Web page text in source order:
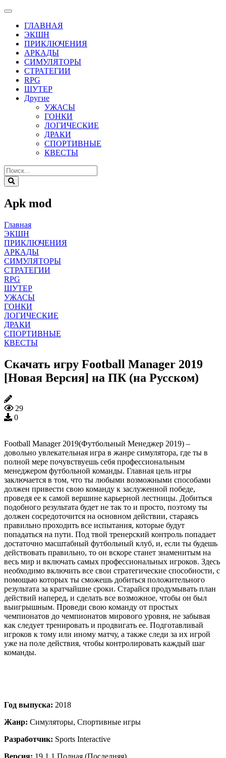
ГЛАВНАЯ
ЭКШН
ПРИКЛЮЧЕНИЯ
АРКАДЫ
СИМУЛЯТОРЫ
СТРАТЕГИИ
RPG
ШУТЕР
Другие
УЖАСЫ
ГОНКИ
ЛОГИЧЕСКИЕ
ДРАКИ
СПОРТИВНЫЕ
КВЕСТЫ
Apk mod
Главная
ЭКШН
ПРИКЛЮЧЕНИЯ
АРКАДЫ
СИМУЛЯТОРЫ
СТРАТЕГИИ
RPG
ШУТЕР
УЖАСЫ
ГОНКИ
ЛОГИЧЕСКИЕ
ДРАКИ
СПОРТИВНЫЕ
КВЕСТЫ
Скачать игру Football Manager 2019
[Новая Версия] на ПК (на Русском)
29
0
Football Manager 2019(Футбольный Менеджер 2019) –
довольно увлекательная игра в жанре симулятора, где ты в
полной мере почувствуешь себя профессиональным
менеджером футбольной команды. Главная цель игры
заключается в том, что ты любыми возможными способами
должен привести свою команду к заслуженной победе,
проведя ее к самой вершине карьерной лестницы. Добиться
подобного результата будет не так то и просто, поэтому ты
должен сосредоточится на основном действии, стараясь
правильно проходить все испытания, которые будут
попадаться на пути. Под твой тренерский контроль попадает
достаточно масштабный футбольный клуб, и, если ты будешь
действовать правильно, то он вскоре станет знаменитым на
весь мир и включать самых профессиональных игроков. Здесь
необходимо включить все свои стратегические способности, с
помощью которых ты сможешь добиться положительного
результата за кратчайшие сроки. Старайся продумывать план
действий наперед, и сделать все возможное, чтобы он был
выигрышным. Проведи свою команду от простых
чемпионатов до чемпионатов мирового уровня, не забывая
как следует тренировать и продвигать ее. Подготавливай
игроков к тому или иному матчу, а также следи за их игрой
уже на поле действия, чтобы контролировать каждый шаг
команды.
Год выпуска: 2018
Жанр: Симуляторы, Спортивные игры
Разработчик: Sports Interactive
Версия: 19.1.1 Полная (Последняя)